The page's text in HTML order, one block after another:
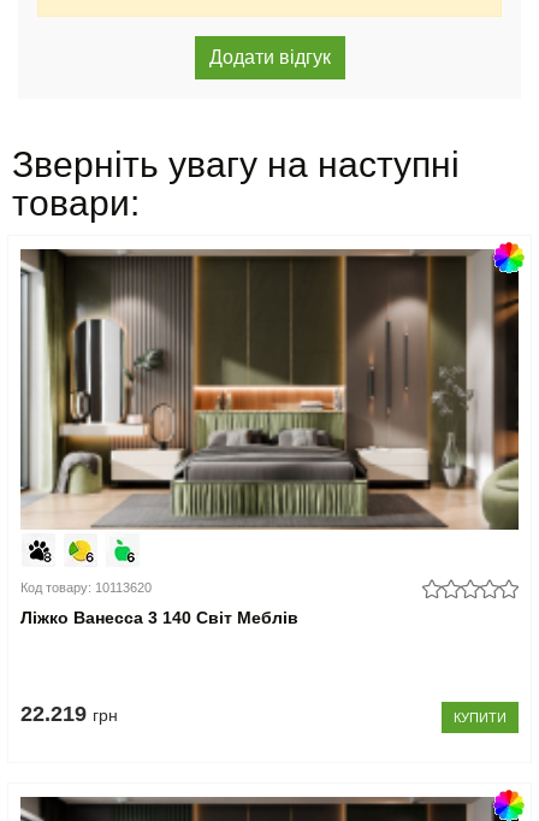
Зверніть увагу на наступні
товари:
Код товару: 10113620
Ліжко Ванесса 3 140 Світ Меблів
22.219 грн КУПИТИ